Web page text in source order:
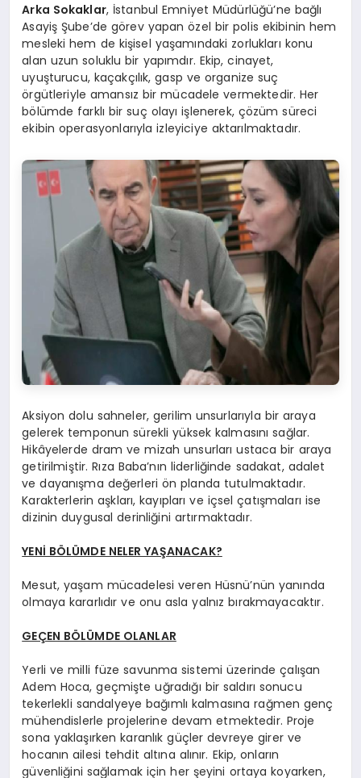
Arka Sokaklar, İstanbul Emniyet Müdürlüğü’ne bağlı
Asayiş Şube’de görev yapan özel bir polis ekibinin hem
mesleki hem de kişisel yaşamındaki zorlukları konu
alan uzun soluklu bir yapımdır. Ekip, cinayet,
uyuşturucu, kaçakçılık, gasp ve organize suç
örgütleriyle amansız bir mücadele vermektedir. Her
bölümde farklı bir suç olayı işlenerek, çözüm süreci
ekibin operasyonlarıyla izleyiciye aktarılmaktadır.
Aksiyon dolu sahneler, gerilim unsurlarıyla bir araya
gelerek temponun sürekli yüksek kalmasını sağlar.
Hikâyelerde dram ve mizah unsurları ustaca bir araya
getirilmiştir. Rıza Baba’nın liderliğinde sadakat, adalet
ve dayanışma değerleri ön planda tutulmaktadır.
Karakterlerin aşkları, kayıpları ve içsel çatışmaları ise
dizinin duygusal derinliğini artırmaktadır.
YENİ BÖLÜMDE NELER YAŞANACAK?
Mesut, yaşam mücadelesi veren Hüsnü’nün yanında
olmaya kararlıdır ve onu asla yalnız bırakmayacaktır.
GEÇEN BÖLÜMDE OLANLAR
Yerli ve milli füze savunma sistemi üzerinde çalışan
Adem Hoca, geçmişte uğradığı bir saldırı sonucu
tekerlekli sandalyeye bağımlı kalmasına rağmen genç
mühendislerle projelerine devam etmektedir. Proje
sona yaklaşırken karanlık güçler devreye girer ve
hocanın ailesi tehdit altına alınır. Ekip, onların
güvenliğini sağlamak için her şeyini ortaya koyarken,